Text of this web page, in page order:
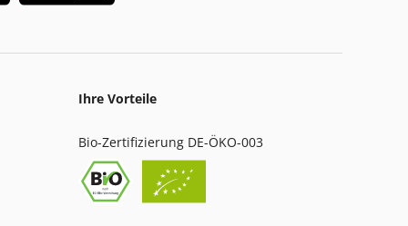
Ihre Vorteile
Bio-Zertifizierung DE-ÖKO-003